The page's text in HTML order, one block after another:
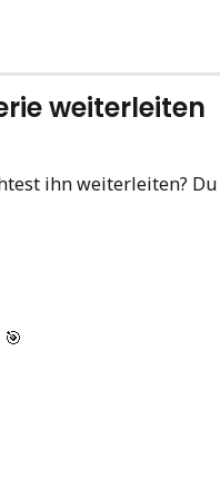
weiterleiten
ihn weiterleiten? Du